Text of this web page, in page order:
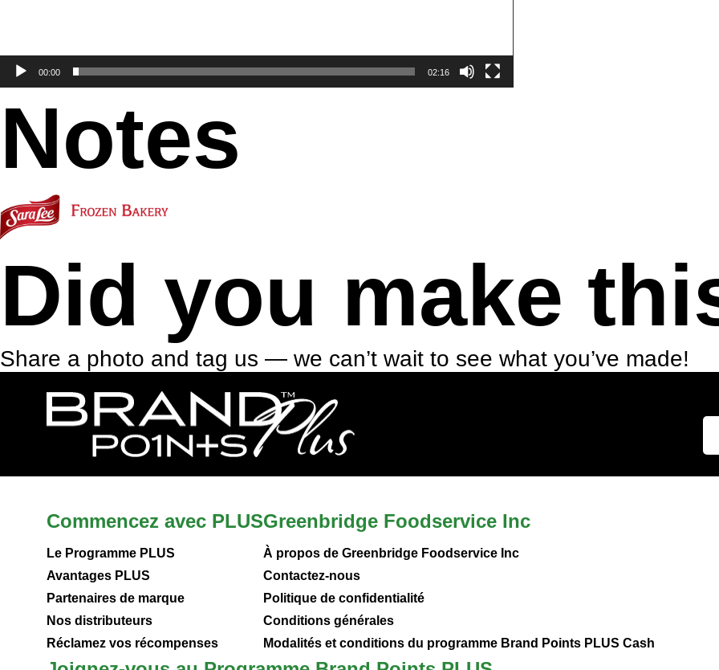
00:00 02:16
Notes
Did you make
Share a photo and tag us — we can’t wait to see what you’ve made!
Commencez avec PLUS
Le Programme PLUS
Avantages PLUS
Partenaires de marque
Nos distributeurs
Réclamez vos récompenses
Greenbridge Foodservice Inc
À propos de Greenbridge Foodservice Inc
Contactez-nous
Politique de confidentialité
Conditions générales
Modalités et conditions du programme Brand Points PLUS Cash